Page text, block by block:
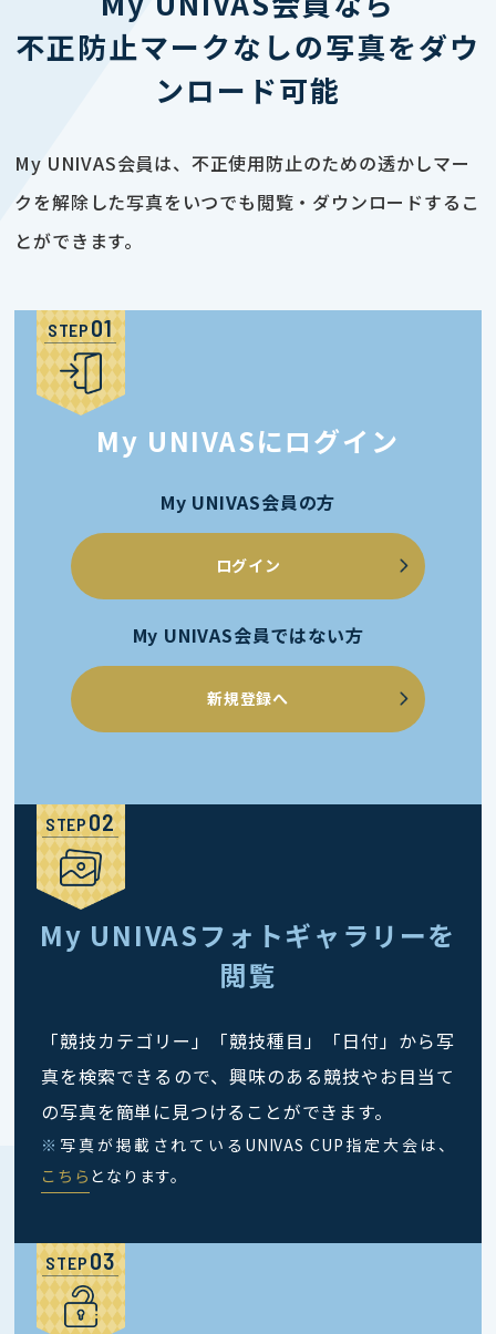
不正防止マークなしの写真をダウ
ンロード可能
My UNIVAS会員は、不正使用防止のための透かしマー
クを解除した写真をいつでも閲覧・ダウンロードするこ
とができます。
STEP
My UNIVASにログイン
My UNIVAS会員の方
ログイン
My UNIVAS会員ではない方
新規登録へ
STEP
My UNIVASフォトギャラリーを
閲覧
「競技カテゴリー」「競技種目」「日付」から写
真を検索できるので、興味のある競技やお目当て
の写真を簡単に見つけることができます。
※ 写真が掲載されているUNIVAS CUP指定大会は、
こちら となります。
STEP